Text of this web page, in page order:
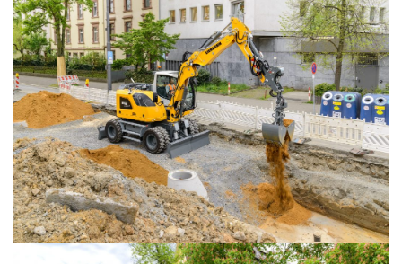
NAUDOTA LIEBHERR TECHNIKA
KARJEROS GALIMYBĖS
APIE MUS
KONTAKTAI